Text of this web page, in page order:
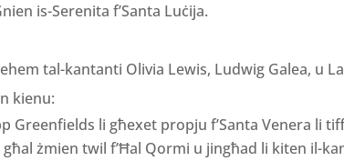
is-Serenita f’Santa Luċija.
tal-kantanti Olivia Lewis, Ludwig Galea,
kienu:
Greenfields li għexet propju f’Santa Venera li
għal żmien twil f’Ħal Qormi u jingħad li kiten il-